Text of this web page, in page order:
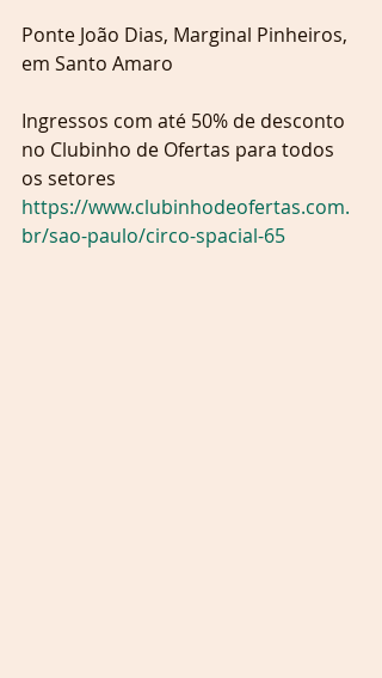
Ponte João Dias, Marginal Pinheiros,
em Santo Amaro
Ingressos com até 50% de desconto
no Clubinho de Ofertas para todos
os setores
https://www.clubinhodeofertas.com.
br/sao-paulo/circo-spacial-65